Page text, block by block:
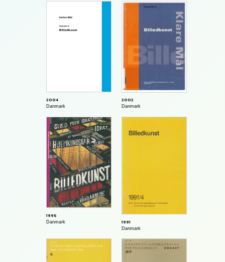
2004
Danmark
2002
Danmark
1995
Danmark 1991
Danmark